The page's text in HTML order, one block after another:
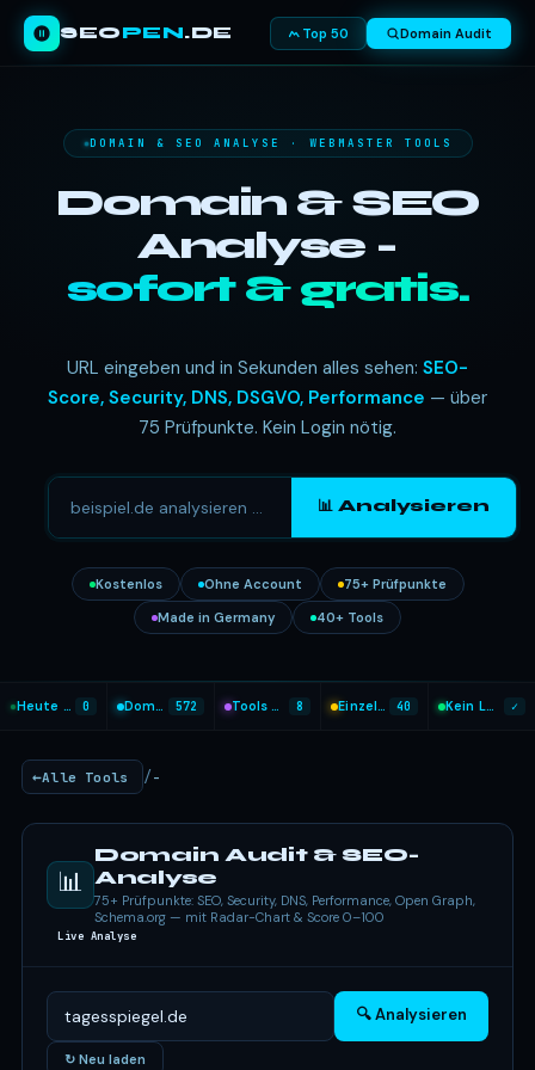
SEOPEN.DE Top 50 Domain Audit
DOMAIN & SEO ANALYSE · WEBMASTER TOOLS
Domain & SEO
Analyse -
sofort & gratis.
URL eingeben und in Sekunden alles sehen: SEO-
Score, Security, DNS, DSGVO, Performance — über
75 Prüfpunkte. Kein Login nötig.
📊 Analysieren
Kostenlos Ohne Account
75+ Prüfpunkte
Made in Germany
40+ Tools
Heute analysiert 0 Domains geprüft 572 Tools heute genutzt 8 Einzel-Tools 40 Kein Login nötig ✓
Alle Tools / -
📊
Domain Audit & SEO-
Analyse
75+ Prüfpunkte: SEO, Security, DNS, Performance, Open Graph,
Schema.org — mit Radar-Chart & Score 0–100
Live Analyse
🔍 Analysieren
↻ Neu laden